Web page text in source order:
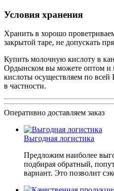
Условия хранения
Хранить в хорошо
закрытой таре, не допускать
Купить молочную кислоту в
Ордынском вы можете оптом и
кислоты осуществляем по
в частности.
Оперативно доставляем заказ
Выгодная логистика
Предложим наиболее
подбирая обратный,
вариант. Это позволит